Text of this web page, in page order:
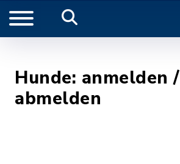
Hunde: anmelden /
abmelden